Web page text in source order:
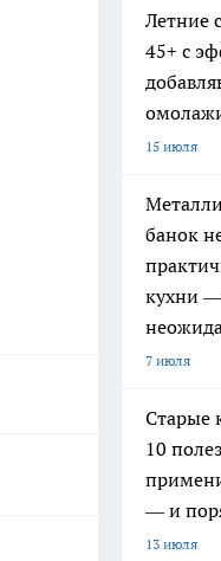
Летние
45+ с
15 июля
банок
кухни
7 июля
Старые
10
— и
13 июля